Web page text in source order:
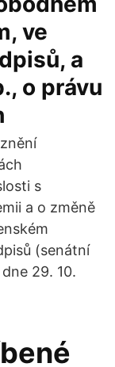
ve
a
o právu
s
a o změně
(senátní
29. 10.